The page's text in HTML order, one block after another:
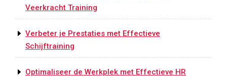
Veerkracht Training
Verbeter je Prestaties met Effectieve
Schijftraining
Optimaliseer de Werkplek met Effectieve HR